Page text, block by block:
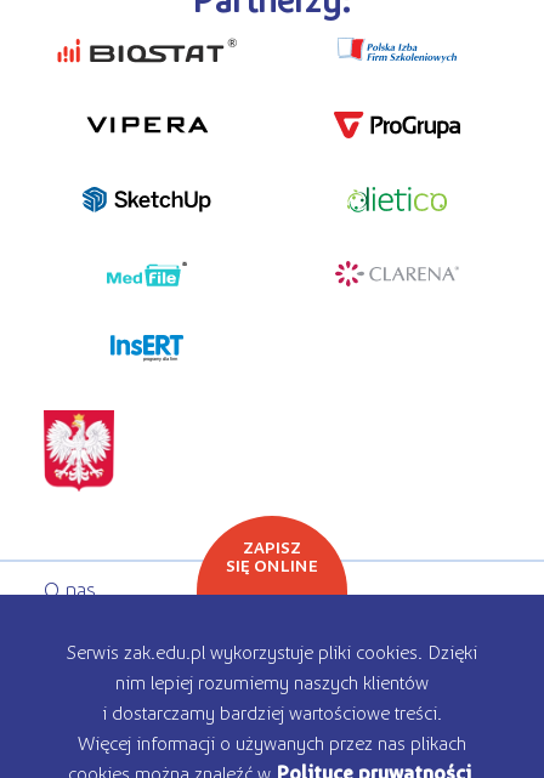
programy dla firm
O nas
Oferta edukacyjna
Rekrutacja
Kontakt
ZAPISZ
SIĘ ONLINE
Serwis zak.edu.pl wykorzystuje pliki cookies. Dzięki
nim lepiej rozumiemy naszych klientów
i dostarczamy bardziej wartościowe treści.
Więcej informacji o używanych przez nas plikach
cookies można znaleźć w Polityce prywatności